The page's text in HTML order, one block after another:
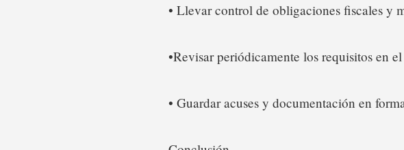
• Llevar control de obligaciones fiscales y
•Revisar periódicamente los requisitos en
• Guardar acuses y documentación en